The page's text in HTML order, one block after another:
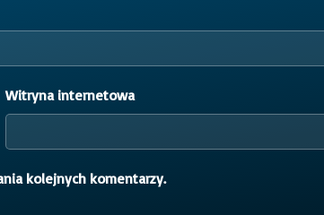
Witryna internetowa
kolejnych komentarzy.